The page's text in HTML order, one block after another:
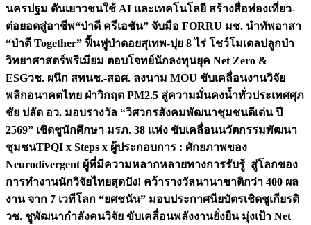
นครปฐม ดันเยาวชนใช้ AI และเทคโนโลยี สร้างสื่อท่องเที่ยว-
ต่อยอดสู่อาชีพ“ป่าดี ครีเอชัน” จับมือ FORRU มช. นำทัพอาสา
“ป่าดี Together” ฟื้นฟูป่าดอยสุเทพ-ปุย 8 ไร่ โชว์โมเดลปลูกป่า
วิทยาศาสตร์พรีเมียม ตอบโจทย์นักลงทุนยุค Net Zero &
ESGวช. ผนึก สทนช.-สอศ. ลงนาม MOU ขับเคลื่อนงานวิจัย
พลิกอนาคตไทย ฝ่าวิกฤต PM2.5 สู่ความมั่นคงน้ำทั่วประเทศศุภ
ชัย ปลัด อว. มอบรางวัล “วิศวกรสังคมพัฒนาชุมชนดีเด่น ปี
2569” เชิดชูนักศึกษา มรภ. 38 แห่ง ขับเคลื่อนนวัตกรรมพัฒนา
ชุมชนTPQI x Steps x ผู้ประกอบการ : ศักยภาพของ
Neurodivergent ผู้ที่มีความหลากหลายทางการรับรู้ สู่โลกของ
การทำงานนักวิจัยไทยสุดปัง! คว้ารางวัลนานาชาติกว่า 400 ผล
งาน จาก 7 เวทีโลก “ยศชนัน” มอบประกาศนียบัตรเชิดชูเกียรติ
วช. ชูพัฒนากำลังคนวิจัย ขับเคลื่อนพลังงานยั่งยืน มุ่งเป้า Net